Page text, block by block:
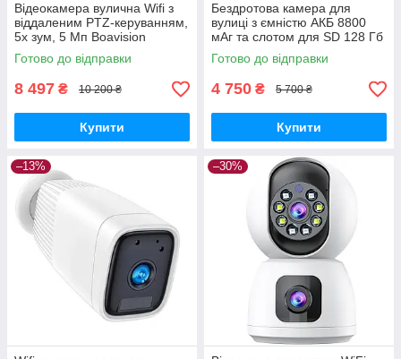
Відеокамера вулична Wifi з
віддаленим PTZ-керуванням,
5x зум, 5 Мп Boavision
B989W GoodPlace -worry-
free-shopping-
Готово до відправки
8 497 ₴ 10 200 ₴
Купити
Бездротова камера для
вулиці з ємністю АКБ 8800
мАг та слотом для SD 128 Гб
UBOX ZC-PC206 GoodPlace -
worry-free-shopping-
Готово до відправки
4 750 ₴ 5 700 ₴
Купити
–13% –30%